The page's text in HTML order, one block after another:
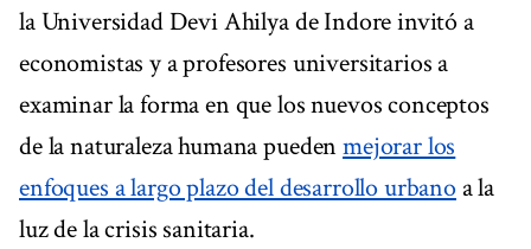
la Universidad Devi Ahilya de Indore invitó a
economistas y a profesores universitarios a
examinar la forma en que los nuevos conceptos
de la naturaleza humana puedenmejorar los
enfoques a largo plazo del desarrollo urbanoa la
luz de la crisis sanitaria.